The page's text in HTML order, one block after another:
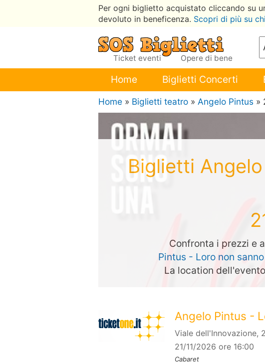
Per ogni biglietto acquistato cliccando su
devoluto in beneficenza. Scopri di più su
Ticket eventi Opere di bene
Home Biglietti Concerti
Home » Biglietti teatro » Angelo Pintus »
Biglietti
Confronta i prezzi e
Pintus - Loro non
La location
Angelo Pintus -
Viale dell'Innovazione,
21/11/2026 ore 16:00
Cabaret